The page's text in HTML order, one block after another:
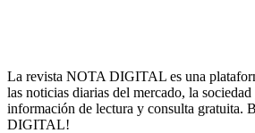
La revista NOTA DIGITAL es una
las noticias diarias del mercado, la
información de lectura y consulta gratuita.
DIGITAL!